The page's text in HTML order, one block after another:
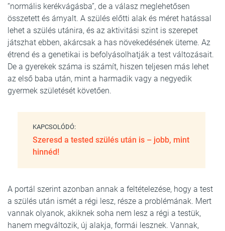
“normális kerékvágásba”, de a válasz meglehetősen
összetett és árnyalt. A szülés előtti alak és méret hatással
lehet a szülés utánira, és az aktivitási szint is szerepet
játszhat ebben, akárcsak a has növekedésének üteme. Az
étrend és a genetikai is befolyásolhatják a test változásait.
De a gyerekek száma is számít, hiszen teljesen más lehet
az első baba után, mint a harmadik vagy a negyedik
gyermek születését követően.
KAPCSOLÓDÓ:
Szeresd a tested szülés után is – jobb, mint
hinnéd!
A portál szerint azonban annak a feltételezése, hogy a test
a szülés után ismét a régi lesz, része a problémának. Mert
vannak olyanok, akiknek soha nem lesz a régi a testük,
hanem megváltozik, új alakja, formái lesznek. Vannak,